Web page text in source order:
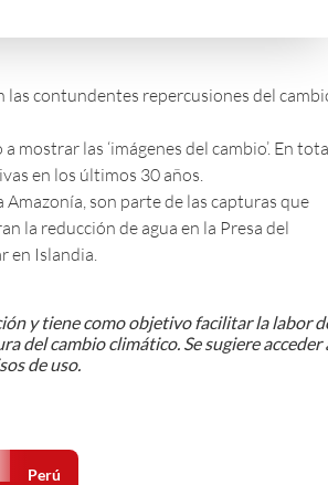
las contundentes repercusiones del
mostrar las ‘imágenes del cambio’. En
en los últimos 30 años.
son parte de las capturas que
la reducción de agua en la Presa del
en Islandia.
y tiene como objetivo facilitar la labor
del cambio climático. Se sugiere acceder
de uso.
Perú